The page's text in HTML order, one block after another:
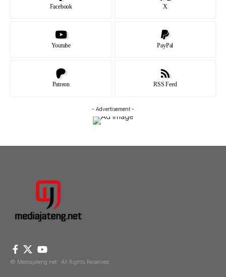
Facebook X
Youtube PayPal
Patreon RSS Feed
- Advertisement -
© Mediajateng.net. All Rights Reserved.